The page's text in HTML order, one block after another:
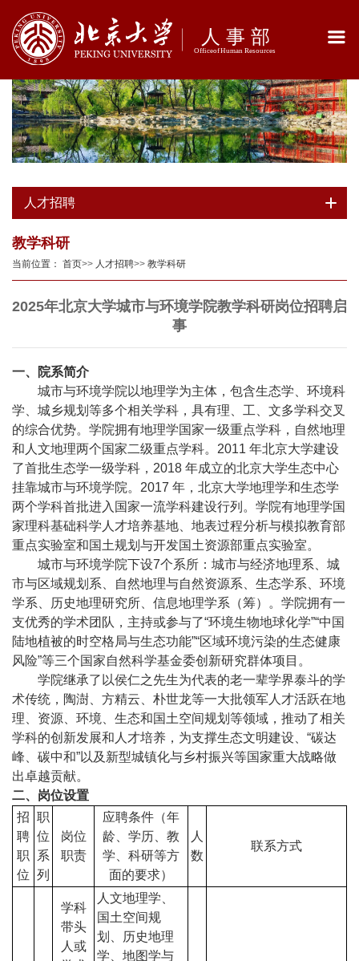
人才招聘
教学科研
当前位置： 首页>> 人才招聘>> 教学科研
2025年北京大学城市与环境学院教学科研岗位招聘启
事
一、院系简介
城市与环境学院以地理学为主体，包含生态学、环境科
学、城乡规划等多个相关学科，具有理、工、文多学科交叉
的综合优势。学院拥有地理学国家一级重点学科，自然地理
和人文地理两个国家二级重点学科。 2011 年北京大学建设
了首批生态学一级学科， 2018 年成立的北京大学生态中心
挂靠城市与环境学院。 2017 年，北京大学地理学和生态学
两个学科首批进入国家一流学科建设行列。学院有地理学国
家理科基础科学人才培养基地、地表过程分析与模拟教育部
重点实验室和国土规划与开发国土资源部重点实验室。
城市与环境学院下设7个系所：城市与经济地理系、城
市与区域规划系、自然地理与自然资源系、生态学系、环境
学系、历史地理研究所、信息地理学系（筹）。学院拥有一
支优秀的学术团队，主持或参与了“环境生物地球化学”“中国
陆地植被的时空格局与生态功能”“区域环境污染的生态健康
风险”等三个国家自然科学基金委创新研究群体项目。
学院继承了以侯仁之先生为代表的老一辈学界泰斗的学
术传统，陶澍、方精云、朴世龙等一大批领军人才活跃在地
理、资源、环境、生态和国土空间规划等领域，推动了相关
学科的创新发展和人才培养，为支撑生态文明建设、“碳达
峰、碳中和”以及新型城镇化与乡村振兴等国家重大战略做
出卓越贡献。
二、岗位设置
招
聘
职
位
职
位
系
列
岗位
职责
应聘条件（年
龄、学历、教
学、科研等方
面的要求）
人
数
联系方式
学科
带头
人或
人文地理学、
国土空间规
划、历史地理
学、地图学与